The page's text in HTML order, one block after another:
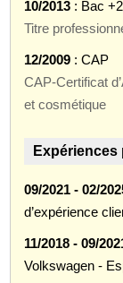
10/2013 : Bac +2
Titre
12/2009 : CAP
CAP-Certificat
et cosmétique
09/2021 - 02/
d’expérience
11/2018 - 09/
Volkswagen -